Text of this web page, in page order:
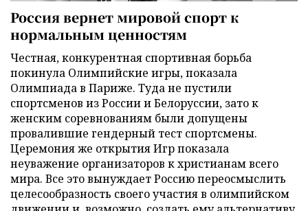
Россия вернет мировой спорт к
нормальным ценностям
Честная, конкурентная спортивная борьба
покинула Олимпийские игры, показала
Олимпиада в Париже. Туда не пустили
спортсменов из России и Белоруссии, зато к
женским соревнованиям были допущены
провалившие гендерный тест спортсмены.
Церемония же открытия Игр показала
неуважение организаторов к христианам всего
мира. Все это вынуждает Россию переосмыслить
целесообразность своего участия в олимпийском